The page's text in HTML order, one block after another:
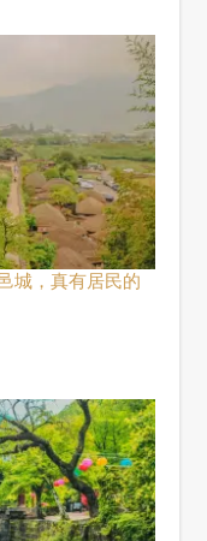
城，真有居民的